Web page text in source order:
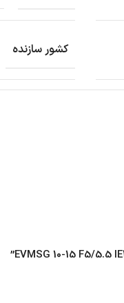
کشور سازنده